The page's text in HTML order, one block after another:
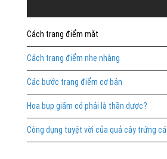
Cách trang điểm mắt
Cách trang điểm nhẹ nhàng
Các bước trang điểm cơ bản
Hoa bụp giấm có phải là thần dược?
Công dụng tuyệt vời của quả cây trứng cá